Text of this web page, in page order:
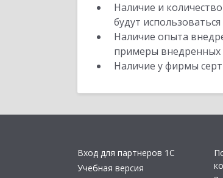
Наличие и
будут
Наличие опыта
примеры
Наличие у фирмы
Вход для партнеров 1С
Учебная версия